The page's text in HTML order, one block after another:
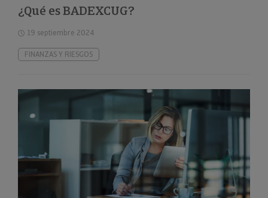
¿Qué es BADEXCUG?
19 septiembre 2024
FINANZAS Y RIESGOS